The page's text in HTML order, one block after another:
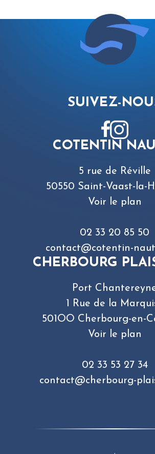
SUIVEZ-
COTENTIN
5 rue de Réville
50550 Saint-Vaast-la-
Voir le plan
02 33 20 85 50
contact@cotentin-
CHERBOURG
Port
1 Rue de la
501OO Cherbourg-en-
Voir le plan
02 33 53 27 34
contact@cherbourg-